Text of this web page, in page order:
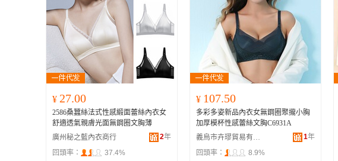
¥ 27.00
2586桑蠶絲法式性感緞面蕾絲內衣女
舒適透氣親膚光面無鋼圈文胸薄
廣州秘之藍內衣商行
2年
回頭率：
37.4%
¥ 107.50
多彩多姿新品內衣女無鋼圈聚攏小胸
加厚模杯性感蕾絲文胸C6931A
義烏市卉璆貿易有限公司
1年
回頭率：
8.9%